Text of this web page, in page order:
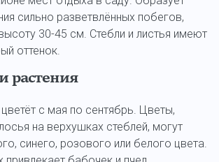
сильно разветвлённых побегов,
30-45 см. Стебли и листья имеют
оттенок.
растения
с мая по сентябрь. Цветы,
на верхушках стеблей, могут
синего, розового или белого цвета.